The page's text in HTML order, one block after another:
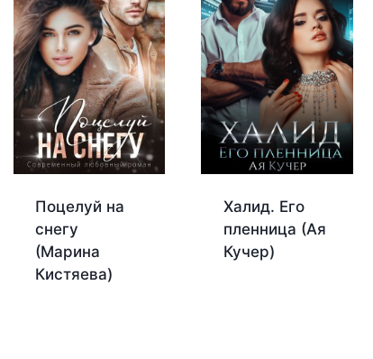
Поцелуй на
снегу
(Марина
Кистяева)
Халид. Его
пленница (Ая
Кучер)